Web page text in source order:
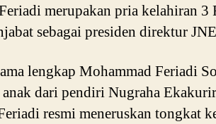
merupakan pria kelahiran 3
sebagai presiden direktur
lengkap Mohammad Feriadi
dari pendiri Nugraha
resmi meneruskan tongkat